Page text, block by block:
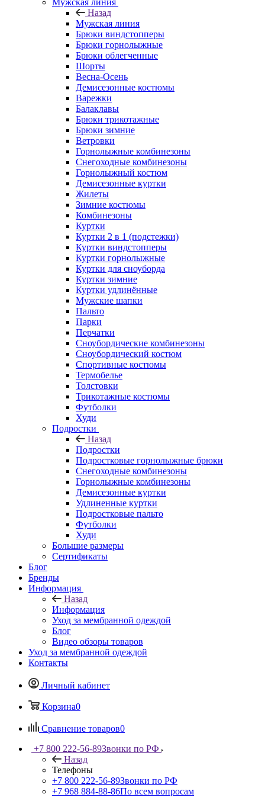
Мужская линия
Назад
Мужская линия
Брюки виндстопперы
Брюки горнолыжные
Брюки облегченные
Шорты
Весна-Осень
Демисезонные костюмы
Варежки
Балаклавы
Брюки трикотажные
Брюки зимние
Ветровки
Горнолыжные комбинезоны
Снегоходные комбинезоны
Горнолыжный костюм
Демисезонные куртки
Жилеты
Зимние костюмы
Комбинезоны
Куртки
Куртки 2 в 1 (подстежки)
Куртки виндстопперы
Куртки горнолыжные
Куртки для сноуборда
Куртки зимние
Куртки удлинённые
Мужские шапки
Пальто
Парки
Перчатки
Сноубордические комбинезоны
Сноубордический костюм
Спортивные костюмы
Термобелье
Толстовки
Трикотажные костюмы
Футболки
Худи
Подростки
Назад
Подростки
Подростковые горнолыжные брюки
Снегоходные комбинезоны
Горнолыжные комбинезоны
Демисезонные куртки
Удлиненные куртки
Подростковые пальто
Футболки
Худи
Большие размеры
Сертификаты
Блог
Бренды
Информация
Назад
Информация
Уход за мембранной одеждой
Блог
Видео обзоры товаров
Уход за мембранной одеждой
Контакты
Личный кабинет
Корзина0
Сравнение товаров0
+7 800 222-56-89Звонки по РФ
Назад
Телефоны
+7 800 222-56-89Звонки по РФ
+7 968 884-88-86По всем вопросам